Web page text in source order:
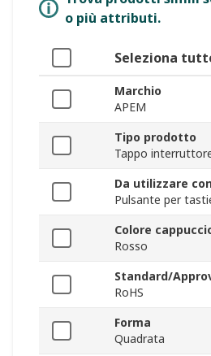
o più attributi.
Seleziona
Marchio
APEM
Tipo prodotto
Tappo
Da utilizzare
Pulsante per
Colore
Rosso
Standard/
RoHS
Forma
Quadrata